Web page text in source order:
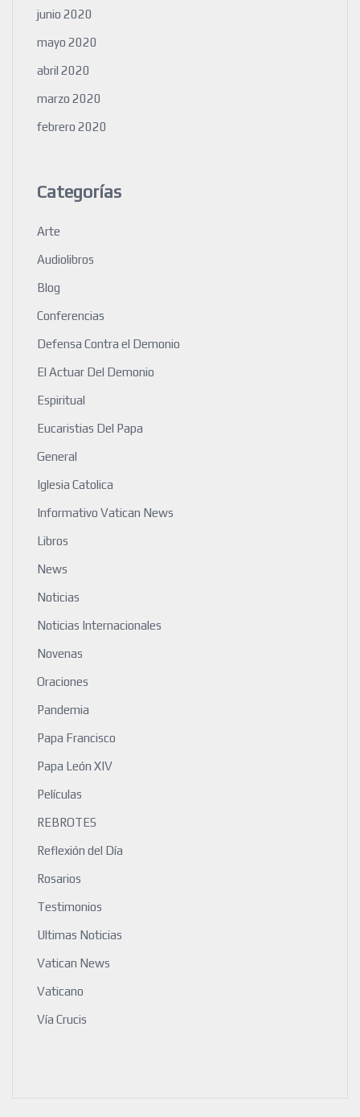
junio 2020
mayo 2020
abril 2020
marzo 2020
febrero 2020
Categorías
Arte
Audiolibros
Blog
Conferencias
Defensa Contra el Demonio
El Actuar Del Demonio
Espiritual
Eucaristias Del Papa
General
Iglesia Catolica
Informativo Vatican News
Libros
News
Noticias
Noticias Internacionales
Novenas
Oraciones
Pandemia
Papa Francisco
Papa León XIV
Películas
REBROTES
Reflexión del Día
Rosarios
Testimonios
Ultimas Noticias
Vatican News
Vaticano
Vía Crucis